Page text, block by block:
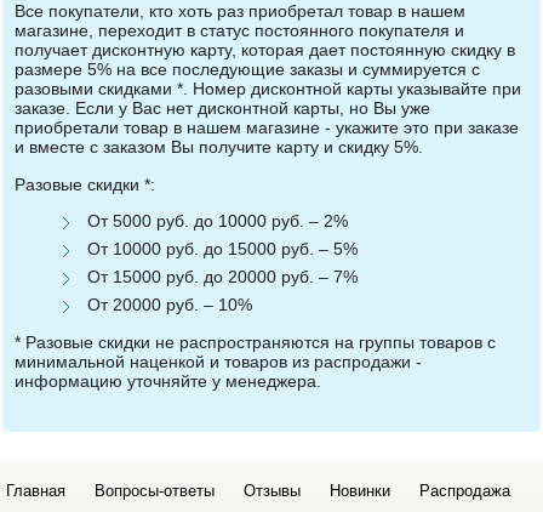
Все покупатели, кто хоть раз приобретал товар в нашем
магазине, переходит в статус постоянного покупателя и
получает дисконтную карту, которая дает постоянную скидку в
размере 5% на все последующие заказы и суммируется с
разовыми скидками *. Номер дисконтной карты указывайте при
заказе. Если у Вас нет дисконтной карты, но Вы уже
приобретали товар в нашем магазине - укажите это при заказе
и вместе с заказом Вы получите карту и скидку 5%.
Разовые скидки *:
От 5000 руб. до 10000 руб. – 2%
От 10000 руб. до 15000 руб. – 5%
От 15000 руб. до 20000 руб. – 7%
От 20000 руб. – 10%
* Разовые скидки не распространяются на группы товаров с
минимальной наценкой и товаров из распродажи -
информацию уточняйте у менеджера.
Главная Вопросы-ответы Отзывы Новинки Распродажа